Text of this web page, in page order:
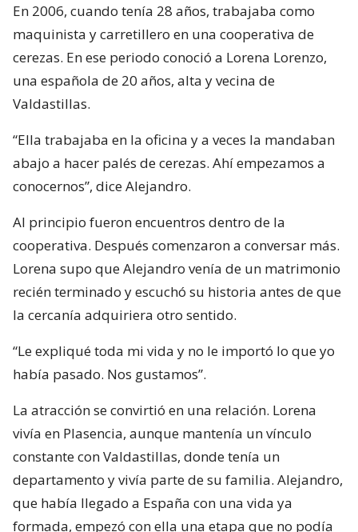
En 2006, cuando tenía 28 años, trabajaba como
maquinista y carretillero en una cooperativa de
cerezas. En ese periodo conoció a Lorena Lorenzo,
una española de 20 años, alta y vecina de
Valdastillas.
“Ella trabajaba en la oficina y a veces la mandaban
abajo a hacer palés de cerezas. Ahí empezamos a
conocernos”, dice Alejandro.
Al principio fueron encuentros dentro de la
cooperativa. Después comenzaron a conversar más.
Lorena supo que Alejandro venía de un matrimonio
recién terminado y escuchó su historia antes de que
la cercanía adquiriera otro sentido.
“Le expliqué toda mi vida y no le importó lo que yo
había pasado. Nos gustamos”.
La atracción se convirtió en una relación. Lorena
vivía en Plasencia, aunque mantenía un vínculo
constante con Valdastillas, donde tenía un
departamento y vivía parte de su familia. Alejandro,
que había llegado a España con una vida ya
formada, empezó con ella una etapa que no podía